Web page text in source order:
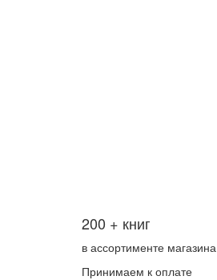
200 + книг
в ассортименте магазина
Принимаем к оплате